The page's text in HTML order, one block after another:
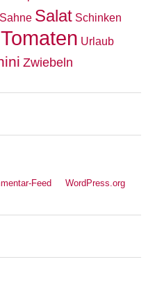
Sahne Salat Schinken
Tomaten Urlaub
Zwiebeln
Feed WordPress.org